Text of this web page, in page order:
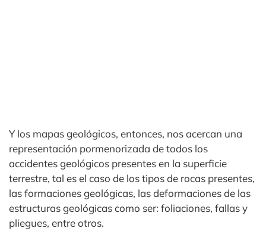
Y los mapas geológicos, entonces, nos acercan una
representación pormenorizada de todos los
accidentes geológicos presentes en la superficie
terrestre, tal es el caso de los tipos de rocas presentes,
las formaciones geológicas, las deformaciones de las
estructuras geológicas como ser: foliaciones, fallas y
pliegues, entre otros.